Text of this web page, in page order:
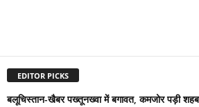
EDITOR PICKS
बलूचिस्तान-खैबर पख्तूनख्वा में बगावत, कमजोर पड़ी